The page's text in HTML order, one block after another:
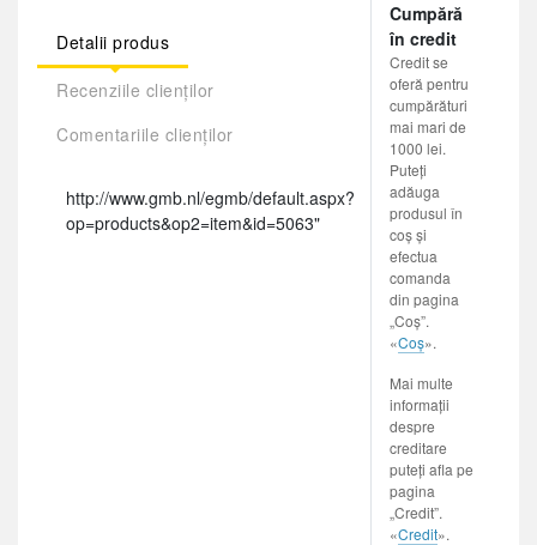
Detalii produs
Recenziile clienților
Comentariile clienților
http://www.gmb.nl/egmb/default.aspx?
op=products&op2=item&id=5063"
Cumpără
în credit
Credit se
oferă pentru
cumpărături
mai mari de
1000 lei.
Puteți
adăuga
produsul în
coș și
efectua
comanda
din pagina
„Coș”.
«Coș».
Mai multe
informații
despre
creditare
puteți afla pe
pagina
„Credit”.
«Credit».